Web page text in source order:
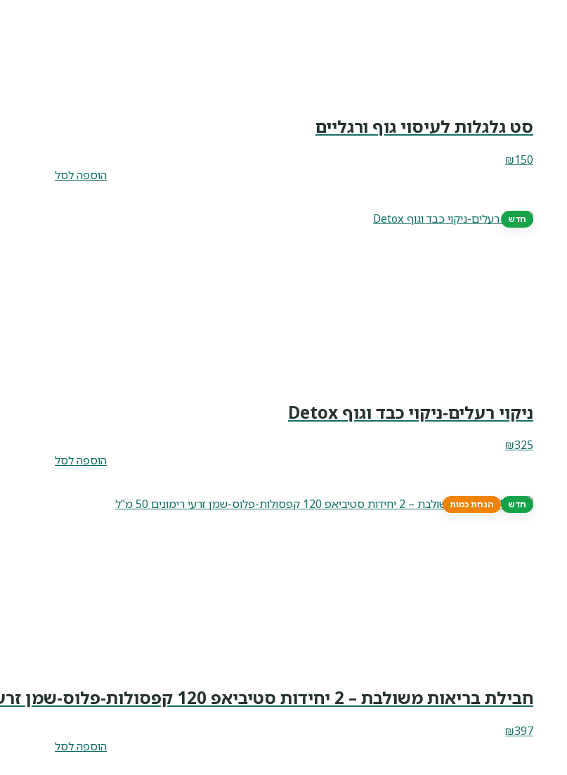
סט גלגלות לעיסוי גוף ורגליים
₪150
הוספה לסל
חדש
ניקוי רעלים-ניקוי כבד וגוף Detox
₪325
הוספה לסל
חדש הנחת כמות
חבילת בריאות משולבת – 2 יחידות סטיביאפ 120 קפסולות-פלוס-שמן זרעי רימונים 50 מ"ל
₪397
הוספה לסל